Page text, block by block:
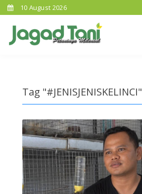
10 August 2026
Tag "#JENISJENISKELINCI"